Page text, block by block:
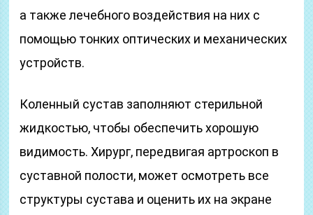
а также лечебного воздействия на них с
помощью тонких оптических и механических
устройств.
Коленный сустав заполняют стерильной
жидкостью, чтобы обеспечить хорошую
видимость. Хирург, передвигая артроскоп в
суставной полости, может осмотреть все
структуры сустава и оценить их на экране